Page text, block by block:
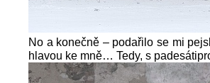
No a konečně – podařilo se mi
hlavou ke mně… Tedy, s